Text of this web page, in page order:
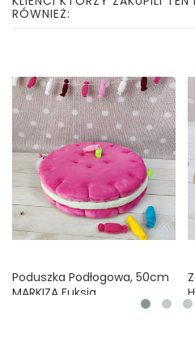
RÓWNIEŻ:
Poduszka Podłogowa, 50cm
MARKIZA Fuksja